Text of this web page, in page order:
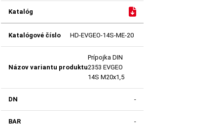
HD-EVGEO-14S-ME-20
Prípojka DIN
2353 EVGEO
14S M20x1,5
-
-